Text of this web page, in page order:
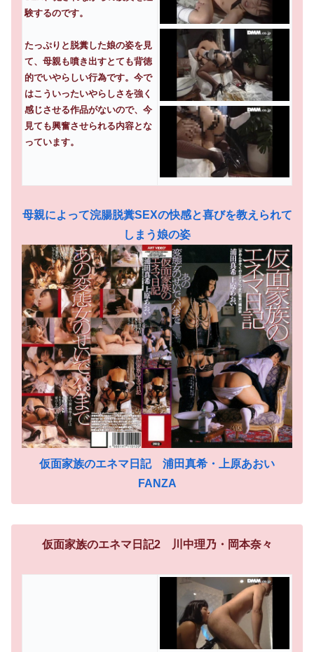
験するのです。
たっぷりと脱糞した娘の姿を見
て、母親も噴き出すとても背徳
的でいやらしい行為です。今で
はこういったいやらしさを強く
感じさせる作品がないので、今
見ても興奮させられる内容とな
っています。
母親によって浣腸脱糞SEXの快感と喜びを教えられて
しまう娘の姿
仮面家族のエネマ日記 浦田真希・上原あおい
FANZA
仮面家族のエネマ日記2 川中理乃・岡本奈々